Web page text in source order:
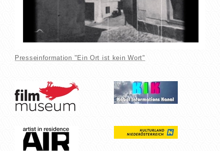
Presseinformation "Ein Ort ist kein Wort"